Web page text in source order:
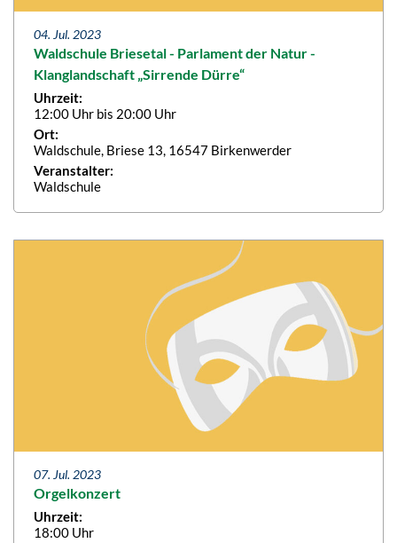
04. Jul. 2023
Waldschule Briesetal - Parlament der Natur -
Klanglandschaft „Sirrende Dürre“
Uhrzeit:
12:00 Uhr bis 20:00 Uhr
Ort:
Waldschule, Briese 13, 16547 Birkenwerder
Veranstalter:
Waldschule
07. Jul. 2023
Orgelkonzert
Uhrzeit:
18:00 Uhr